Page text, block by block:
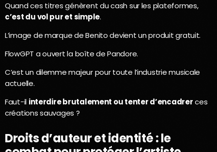
Quand ces titres génèrent du cash sur les plateformes,
c’est du vol pur et simple.
L’image de marque de Benito devient un produit gratuit.
FlowGPT a ouvert la boîte de Pandore.
C’est un dilemme majeur pour toute l’industrie musicale
actuelle.
Faut-il interdire brutalement ou tenter d’encadrerces
créations sauvages ?
Droits d’auteur et identité : le